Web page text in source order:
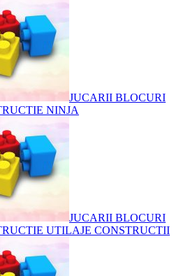
JUCARII BLOCURI
NINJA
JUCARII BLOCURI
UTILAJE CONSTRUCTII